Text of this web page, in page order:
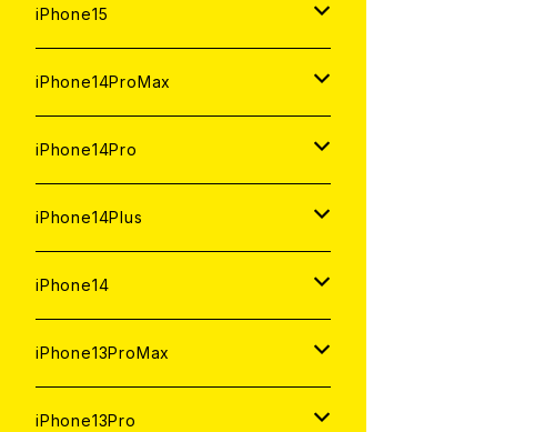
新品
中古（整備済み）
512GB
新品
中古（整備済み）
256GB
新品
中古（整備済み）
1TB
新品
中古（整備済み）
512GB
新品
中古（整備済み）
256GB
新品
中古（整備済み）
128GB
新品
中古（整備済み）
iPhone15
512GB
新品
中古（整備済み）
256GB
新品
中古（整備済み）
128GB
新品
中古（整備済み）
iPhone14ProMax
1TB
新品
中古（整備済み）
512GB
新品
中古（整備済み）
256GB
新品
中古（整備済み）
128GB
新品
iPhone14Pro
1TB
新品
中古（整備済み）
512GB
新品
中古（整備済み）
256GB
新品
128GB
iPhone14Plus
512GB
新品
中古（整備済み）
256GB
新品
128GB
iPhone14
128GB
新品
256GB
iPhone13ProMax
1TB
iPhone13Pro